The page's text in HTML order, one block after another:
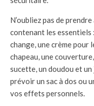
N’oubliez pas de
contenant les essentiels
change, une crème pour
chapeau, une
sucette, un doudou et
prévoir un sac à dos ou
vos effets personnels.